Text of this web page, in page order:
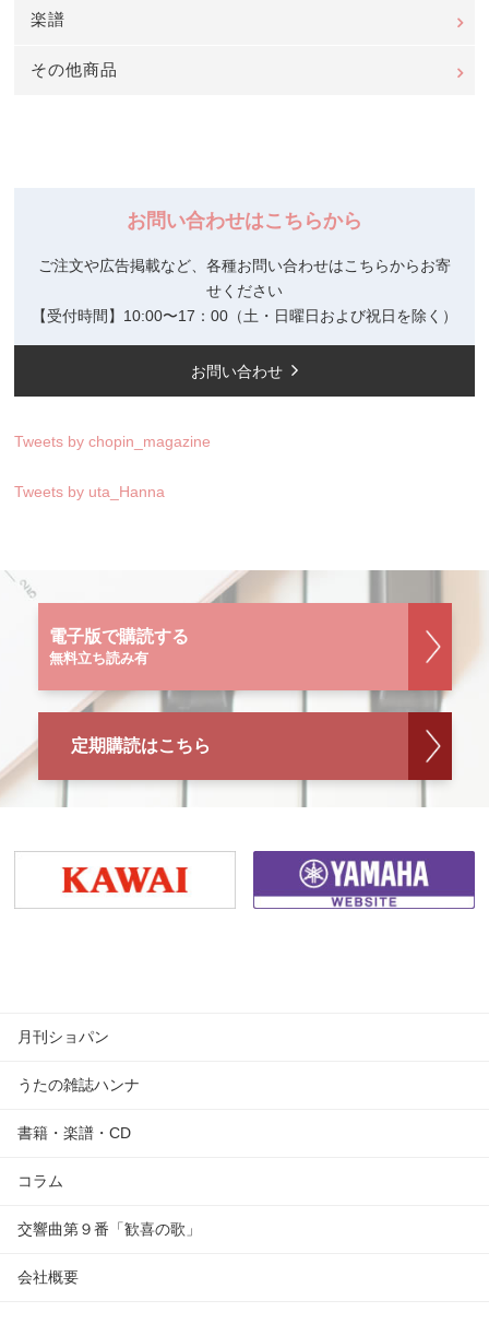
楽譜
その他商品
お問い合わせはこちらから
ご注文や広告掲載など、各種お問い合わせはこちらからお寄
せください
【受付時間】10:00〜17：00（土・日曜日および祝日を除く）
お問い合わせ
Tweets by chopin_magazine
Tweets by uta_Hanna
電子版で購読する
無料立ち読み有
定期購読はこちら
月刊ショパン
うたの雑誌ハンナ
書籍・楽譜・CD
コラム
交響曲第９番「歓喜の歌」
会社概要